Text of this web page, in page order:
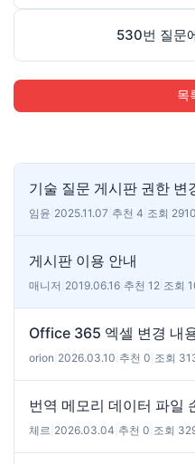
530번 질문
목
기술 질문 게시판 권한 변
임윤 2025.11.07 추천 4 조회
게시판 이용 안내
매니저 2019.06.16 추천 12 조회
Office 365 엑셀 변경 내
orion 2026.03.10 추천 0 조회
번역 메모리 데이터 파일
체르 2026.03.04 추천 0 조회